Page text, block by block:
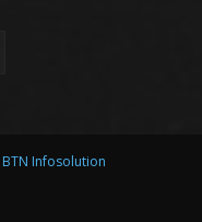
BTN Infosolution